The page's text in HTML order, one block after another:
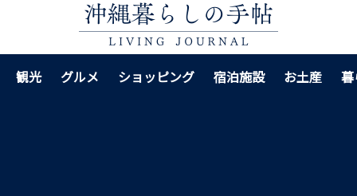
観光 グルメ ショッピング 宿泊施設 お土産